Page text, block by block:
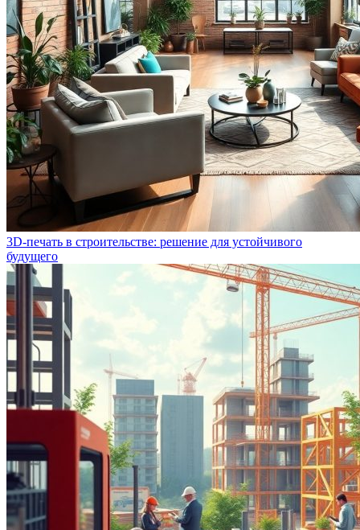
3D-печать в строительстве: решение для устойчивого
будущего